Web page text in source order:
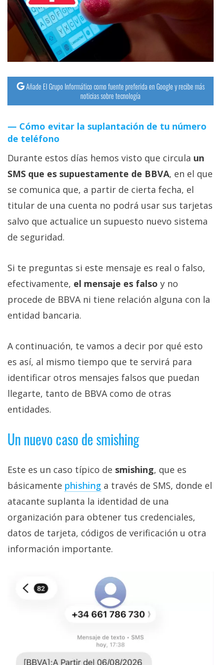
Añade El Grupo Informático como fuente preferida en Google y recibe más
noticias sobre tecnología
Cómo evitar la suplantación de tu número
de teléfono
Durante estos días hemos visto que circula un
SMS que es supuestamente de BBVA, en el que
se comunica que, a partir de cierta fecha, el
titular de una cuenta no podrá usar sus tarjetas
salvo que actualice un supuesto nuevo sistema
de seguridad.
Si te preguntas si este mensaje es real o falso,
efectivamente, el mensaje es falso y no
procede de BBVA ni tiene relación alguna con la
entidad bancaria.
A continuación, te vamos a decir por qué esto
es así, al mismo tiempo que te servirá para
identificar otros mensajes falsos que puedan
llegarte, tanto de BBVA como de otras
entidades.
Un nuevo caso de smishing
Este es un caso típico de smishing, que es
básicamente phishing‎ a través de SMS, donde el
atacante suplanta la identidad de una
organización para obtener tus credenciales,
datos de tarjeta, códigos de verificación u otra
información importante.